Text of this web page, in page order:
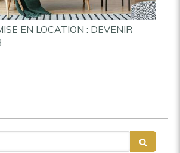
EN LOCATION : DEVENIR